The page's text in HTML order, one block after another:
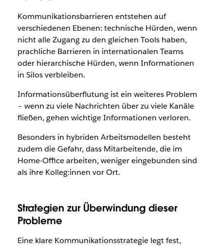
Kommunikationsbarrieren entstehen auf
verschiedenen Ebenen: technische Hürden, wenn
nicht alle Zugang zu den gleichen Tools haben,
prachliche Barrieren in internationalen Teams
oder hierarchische Hürden, wenn Informationen
in Silos verbleiben.
Informationsüberflutung ist ein weiteres Problem
– wenn zu viele Nachrichten über zu viele Kanäle
fließen, gehen wichtige Informationen verloren.
Besonders in hybriden Arbeitsmodellen besteht
zudem die Gefahr, dass Mitarbeitende, die im
Home-Office arbeiten, weniger eingebunden sind
als ihre Kolleg:innen vor Ort.
Strategien zur Überwindung dieser
Probleme
Eine klare Kommunikationsstrategie legt fest,